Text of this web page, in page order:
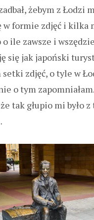
żebym z Łodzi
w formie zdjęć i kilka
o ile zawsze i wszędzie
się jak japoński
zdjęć, o tyle w
o tym
tak głupio mi było z